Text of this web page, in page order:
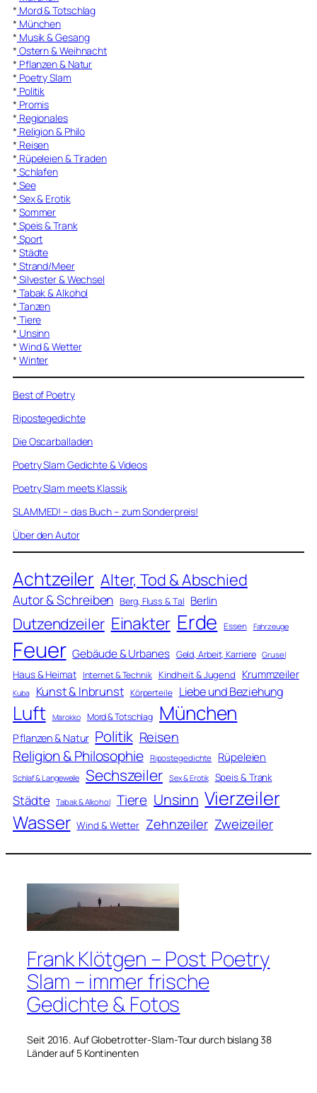
* Mord & Totschlag
* München
* Musik & Gesang
* Ostern & Weihnacht
* Pflanzen & Natur
* Poetry Slam
* Politik
* Promis
* Regionales
* Religion & Philo
* Reisen
* Rüpeleien & Tiraden
* Schlafen
* See
* Sex & Erotik
* Sommer
* Speis & Trank
* Sport
* Städte
* Strand/Meer
* Silvester & Wechsel
* Tabak & Alkohol
* Tanzen
* Tiere
* Unsinn
* Wind & Wetter
* Winter
Best of Poetry
Ripostegedichte
Die Oscarballaden
Poetry Slam Gedichte & Videos
Poetry Slam meets Klassik
SLAMMED! – das Buch – zum Sonderpreis!
Über den Autor
Achtzeiler Alter, Tod & Abschied
Autor & Schreiben Berg, Fluss & Tal Berlin
Dutzendzeiler Einakter Erde Essen Fahrzeuge
Feuer Gebäude & Urbanes Geld, Arbeit, Karriere Grusel
Haus & Heimat Internet & Technik Kindheit & Jugend Krummzeiler
Kuba Kunst & Inbrunst Körperteile Liebe und Beziehung
Luft Marokko Mord & Totschlag München
Pflanzen & Natur Politik Reisen
Religion & Philosophie Ripostegedichte Rüpeleien
Schlaf & Langeweile Sechszeiler Sex & Erotik Speis & Trank
Städte Tabak & Alkohol Tiere Unsinn Vierzeiler
Wasser Wind & Wetter Zehnzeiler Zweizeiler
Frank Klötgen – Post Poetry
Slam – immer frische
Gedichte & Fotos
Seit 2016. Auf Globetrotter-Slam-Tour durch bislang 38
Länder auf 5 Kontinenten